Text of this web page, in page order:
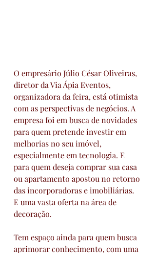
O empresário Júlio César Oliveiras,
diretor da Via Ápia Eventos,
organizadora da feira, está otimista
com as perspectivas de negócios. A
empresa foi em busca de novidades
para quem pretende investir em
melhorias no seu imóvel,
especialmente em tecnologia. E
para quem deseja comprar sua casa
ou apartamento apostou no retorno
das incorporadoras e imobiliárias.
E uma vasta oferta na área de
decoração.
Tem espaço ainda para quem busca
aprimorar conhecimento, com uma